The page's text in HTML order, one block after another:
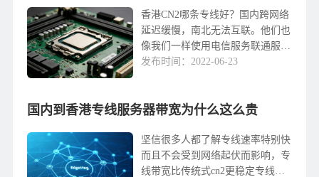
展外贸业务。因此，为了提供更快
的访问速度和更稳定...
香港CN2哪条专线好？国内跨网络
延迟缓慢，南北无法互联。他们也
像我们一样使用电信服务联通服务
吗？如果没有，他们如何解决这个
的？事实上，每个地...
发布时间：2022-06-23
国内到香港专线服务器带宽为什么这么贵
坚信很多人都了解专线速率特别快
而且不会受到网络起伏而影响，专
线带宽比传统式cn2更稳定专线网